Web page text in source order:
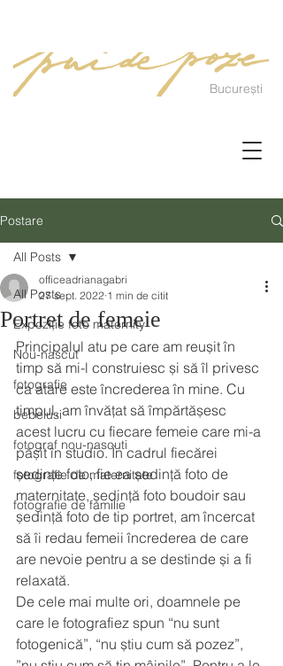
București
Postare
All Posts
Expoziție foto maternity
Nou-nascut
fotografie
bebelusi
fotograf nou-nascuti
fotografie de maternitate
fotografie de familie
All Posts
Portret de femeie
officeadrianagabri
27 sept. 2022 1 min de citit
Principalul atu pe care am reușit în
timp să mi-l construiesc și să îl privesc
ca atare este încrederea în mine. Cu
timpul, am învățat să împărtășesc
acest lucru cu fiecare femeie care mi-a
pășit în studio. În cadrul fiecărei
ședințe foto, fie ea ședință foto de
maternitate, ședință foto boudoir sau
ședință foto de tip portret, am încercat
să îi redau femeii încrederea de care
are nevoie pentru a se destinde și a fi
relaxată.
De cele mai multe ori, doamnele pe
care le fotografiez spun “nu sunt
fotogenică”, “nu știu cum să pozez”,